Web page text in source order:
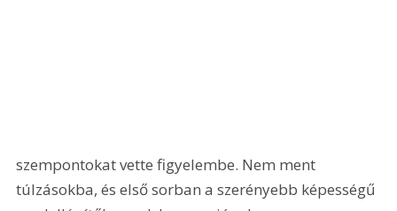
szempontokat vette figyelembe. Nem ment
túlzásokba, és első sorban a szerényebb képességű